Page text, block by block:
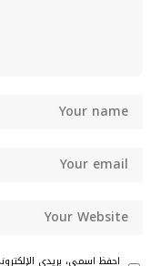
احفظ اسمي، بريدي